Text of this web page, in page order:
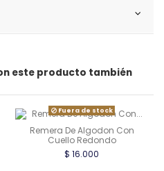
este producto también
Fuera de stock
Remera De Algodon Con
Cuello Redondo
$ 16.000